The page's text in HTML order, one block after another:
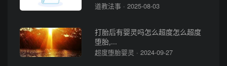
道教法事 · 2025-08-03
打胎后有婴灵吗怎么超度怎么超度
堕胎,...
超度堕胎婴灵 · 2024-09-27